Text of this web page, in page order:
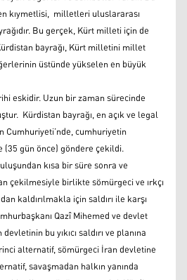
kıymetlisi, milletleri uluslararası
Bu gerçek, Kürt milleti için de
bayrağı, Kürt milletini millet
üstünde yükselen en büyük
eskidir. Uzun bir zaman sürecinde
Kürdistan bayrağı, en açık ve legal
Cumhuriyeti’nde, cumhuriyetin
(35 gün önce) göndere çekildi.
kısa bir süre sonra ve
çekilmesiyle birlikte sömürgeci ve ırkçı
kaldırılmakla için saldırı ile karşı
Qazî Mihemed ve devlet
bu yıkıcı saldırı ve planına
alternatif, sömürgeci İran devletine
savaşmadan halkın yanında